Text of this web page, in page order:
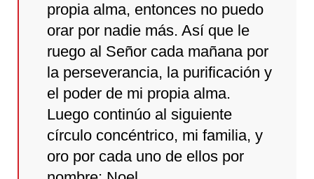
propia alma, entonces no puedo
orar por nadie más. Así que le
ruego al Señor cada mañana por
la perseverancia, la purificación y
el poder de mi propia alma.
Luego continúo al siguiente
círculo concéntrico, mi familia, y
oro por cada uno de ellos por